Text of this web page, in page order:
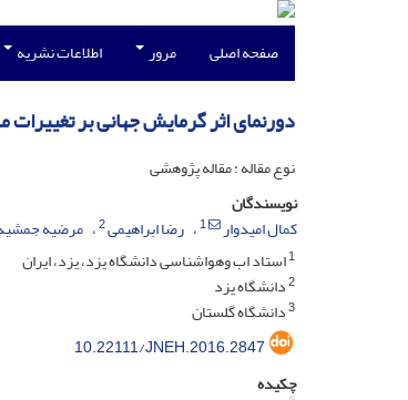
صفحه اصلی مرور اطلاعات نشریه
دورنمای اثر گرمایش جهانی بر
نوع مقاله : مقاله پژوهشی
نویسندگان
کمال امیدوار
1 رضا ابراهیمی2 مرضیه
1استاد اب وهواشناسی دانشگاه یزد، یزد، ایران
2دانشگاه یزد
3دانشگاه گلستان
10.22111/JNEH.2016.2847
چکیده